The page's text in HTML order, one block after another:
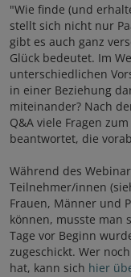
"Wie finde (und
stellt sich nicht nur
gibt es auch ganz
Glück bedeutet. Im
unterschiedlichen
in einer Beziehung
miteinander? Nach
Q&A viele Fragen
beantwortet, die
Während des
Teilnehmer/innen
Frauen, Männer und
können, musste man
Tage vor Beginn
zugeschickt. Wer
hat, kann sich hier